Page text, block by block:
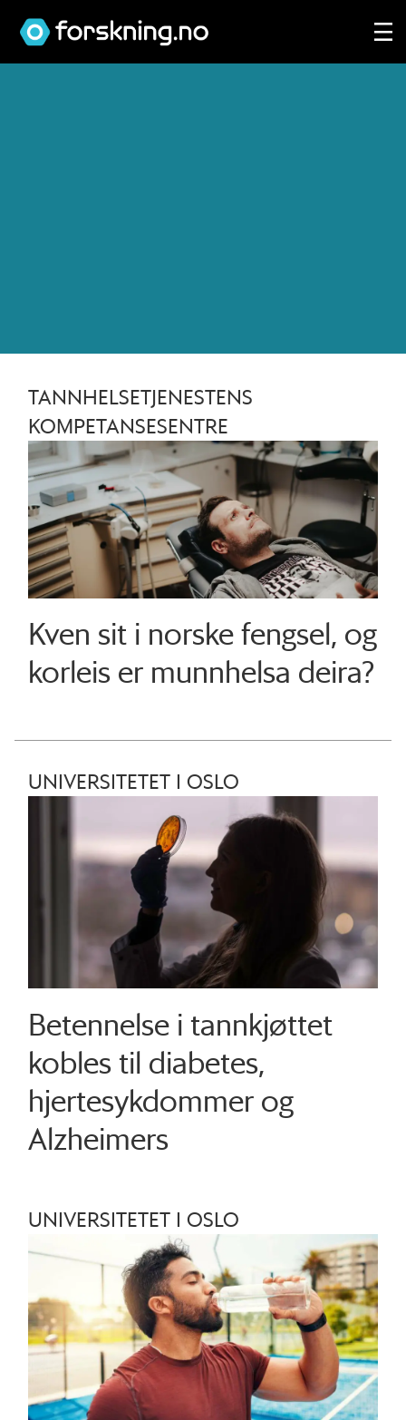
TANNHELSETJENESTENS
KOMPETANSESENTRE
Kven sit i norske fengsel, og
korleis er munnhelsa deira?
UNIVERSITETET I OSLO
Betennelse i tannkjøttet
kobles til diabetes,
hjertesykdommer og
Alzheimers
UNIVERSITETET I OSLO